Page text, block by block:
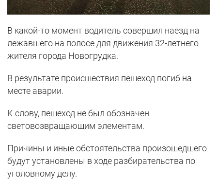
В какой-то момент водитель совершил наезд на
лежавшего на полосе для движения 32-летнего
жителя города Новогрудка.
В результате происшествия пешеход погиб на
месте аварии.
К слову, пешеход не был обозначен
световозвращающим элементам.
Причины и иные обстоятельства произошедшего
будут установлены в ходе разбирательства по
уголовному делу.